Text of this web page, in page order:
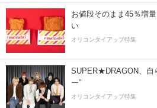
お値段そのまま45％増
い
オリコンタイアップ特集
SUPER★DRAGON、自
ー”
オリコンタイアップ特集